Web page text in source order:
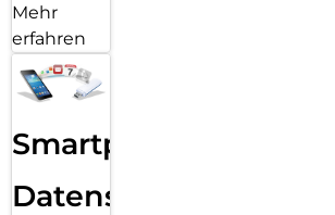
Mehr
erfahren
Smartphone
Datensicherung